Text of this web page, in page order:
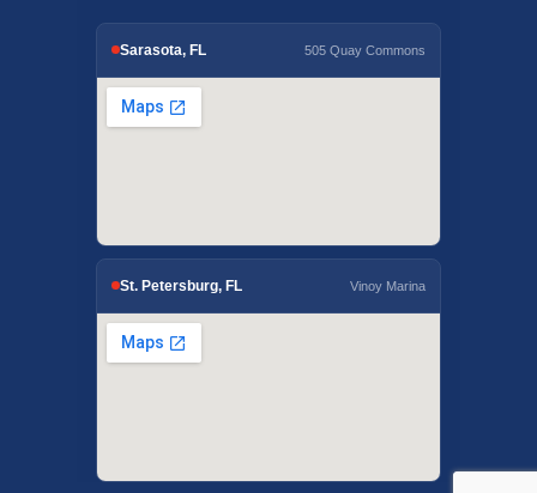
Sarasota, FL 505 Quay Commons
St. Petersburg, FL Vinoy Marina